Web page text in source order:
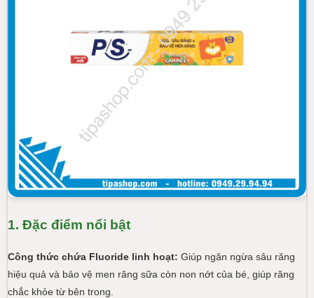
1. Đặc điểm nổi bật
Công thức chứa Fluoride linh hoạt: Giúp ngăn ngừa sâu răng
hiệu quả và bảo vệ men răng sữa còn non nớt của bé, giúp răng
chắc khỏe từ bên trong.